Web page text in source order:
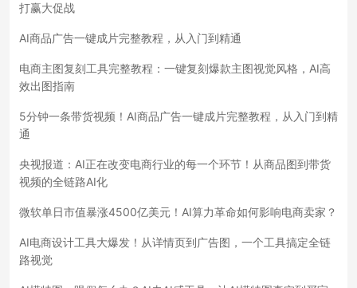
打赢大促战
AI商品广告一键成片完整教程，从入门到精通
电商主图复刻工具完整教程：一键复刻爆款主图视觉风格，AI高
效出图指南
5分钟一条带货视频！AI商品广告一键成片完整教程，从入门到精
通
央视报道：AI正在改变电商行业的每一个环节！从商品图到带货
视频的全链路AI化
微软单日市值暴涨4500亿美元！AI算力革命如何影响电商卖家？
AI电商设计工具大爆发！从详情页到广告图，一个工具搞定全链
路视觉